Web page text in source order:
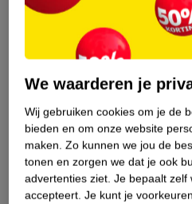
Naïf Baby & Kids Mini
Set
4 x 15ml
8.
99
28
We waarderen je
Wij gebruiken cookies om je de
bieden en om onze website
maken. Zo kunnen we jou de
tonen en zorgen we dat je ook
advertenties ziet. Je bepaalt zelf
accepteert. Je kunt je